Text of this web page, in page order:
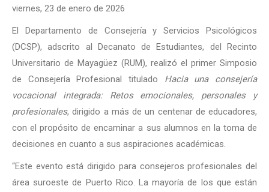
viernes, 23 de enero de 2026
El Departamento de Consejería y Servicios Psicológicos
(DCSP), adscrito al Decanato de Estudiantes, del Recinto
Universitario de Mayagüez (RUM), realizó el primer Simposio
de Consejería Profesional titulado Hacia una consejería
vocacional integrada: Retos emocionales, personales y
profesionales, dirigido a más de un centenar de educadores,
con el propósito de encaminar a sus alumnos en la toma de
decisiones en cuanto a sus aspiraciones académicas.
“Este evento está dirigido para consejeros profesionales del
área suroeste de Puerto Rico. La mayoría de los que están